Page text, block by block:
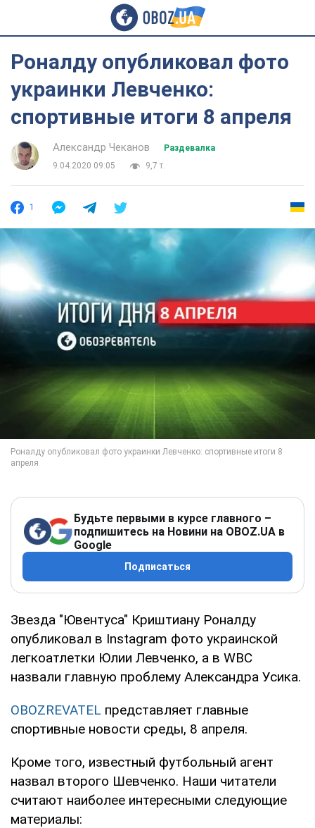
Роналду опубликовал фото
украинки Левченко:
спортивные итоги 8 апреля
Александр Чеканов
Раздевалка
9.04.2020 09:05
9,7 т.
1
Будьте первыми в курсе главного –
подпишитесь на Новини на OBOZ.UA в
Google
Подписаться
Звезда "Ювентуса" Криштиану Роналду
опубликовал в Instagram фото украинской
легкоатлетки Юлии Левченко, а в WBC
назвали главную проблему Александра Усика.
OBOZREVATEL представляет главные
спортивные новости среды, 8 апреля.
Кроме того, известный футбольный агент
назвал второго Шевченко. Наши читатели
считают наиболее интересными следующие
материалы: